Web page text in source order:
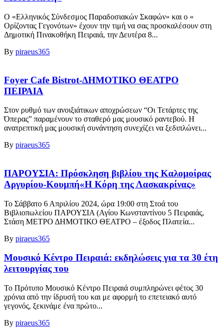
Ο «Ελληνικός Σύνδεσμος Παραδοσιακών Σκαφών» και ο «
Ορίζοντας Γεγονότων» έχουν την τιμή να σας προσκαλέσουν στη
Δημοτική Πινακοθήκη Πειραιά, την Δευτέρα 8...
By piraeus365
Foyer Cafe Bistrot-ΔΗΜΟΤΙΚΟ ΘΕΑΤΡΟ
ΠΕΙΡΑΙΑ
Στον ρυθμό των ανοιξιάτικων αποχρώσεων “Οι Τετάρτες της
Όπερας” παραμένουν το σταθερό μας μουσικό ραντεβού. Η
ανατρεπτική μας μουσική συνάντηση συνεχίζει να ξεδιπλώνει...
By piraeus365
ΠΑΡΟΥΣΙΑ: Πρόσκληση βιβλίου της Καλομοίρας
Αργυρίου-Κουμπή«Η Κόρη της Λασκακρίνας»
Το Σάββατο 6 Απριλίου 2024, ώρα 19:00 στη Στοά του
Βιβλιοπωλείου ΠΑΡΟΥΣΙΑ (Αγίου Κωνσταντίνου 5 Πειραιάς,
Στάση ΜΕΤΡΟ ΔΗΜΟΤΙΚΟ ΘΕΑΤΡΟ – έξοδος Πλατεία...
By piraeus365
Μουσικό Κέντρο Πειραιά: εκδηλώσεις για τα 30 έτη
λειτουργίας του
Το Πρότυπο Μουσικό Κέντρο Πειραιά συμπληρώνει φέτος 30
χρόνια από την ίδρυσή του και με αφορμή το επετειακό αυτό
γεγονός, ξεκινάμε ένα πρώτο...
By piraeus365